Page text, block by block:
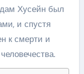
Хусейн был
и спустя
к смерти и